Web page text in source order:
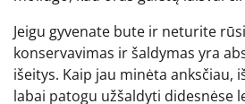
Jeigu gyvenate bute ir neturite
konservavimas ir šaldymas yra
išeitys. Kaip jau minėta anksčiau,
labai patogu užšaldyti didesnėse